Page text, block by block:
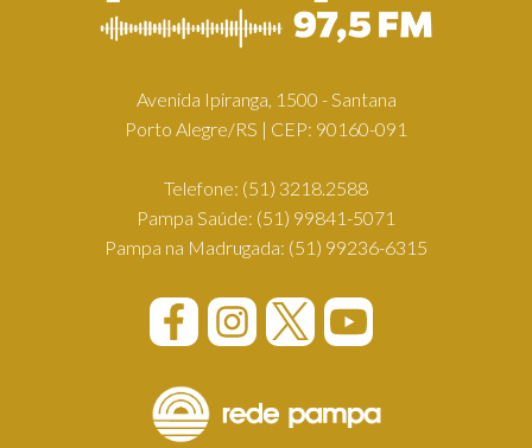
Avenida Ipiranga, 1500 - Santana
Porto Alegre/RS | CEP: 90160-091
Telefone: (51) 3218.2588
Pampa Saúde: (51) 99841-5071
Pampa na Madrugada: (51) 99236-6315